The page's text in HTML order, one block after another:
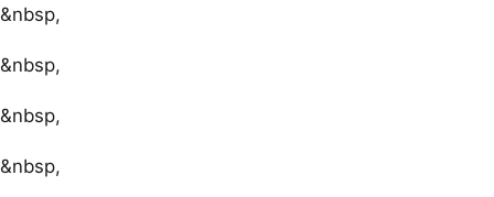
&nbsp,
&nbsp,
&nbsp,
&nbsp,